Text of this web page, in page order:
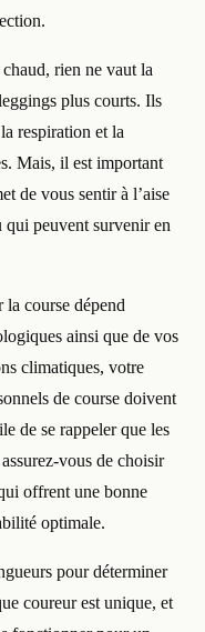
rien ne vaut la
plus courts. Ils
respiration et la
Mais, il est important
de vous sentir à l’aise
qui peuvent survenir en
course dépend
ainsi que de vos
climatiques, votre
de course doivent
de se rappeler que les
vous de choisir
offrent une bonne
optimale.
pour déterminer
coureur est unique, et